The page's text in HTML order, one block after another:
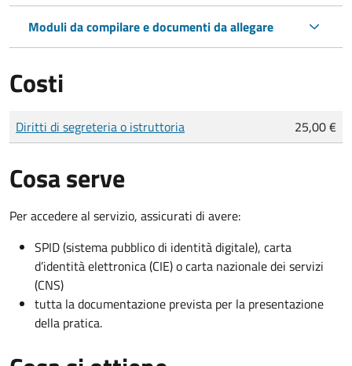
Moduli da compilare e documenti da allegare
Costi
Tipo di pagamento
Importo
Diritti di segreteria o istruttoria 25,00 €
Cosa serve
Per accedere al servizio, assicurati di avere:
SPID (sistema pubblico di identità digitale), carta
d’identità elettronica (CIE) o carta nazionale dei servizi
(CNS)
tutta la documentazione prevista per la presentazione
della pratica.